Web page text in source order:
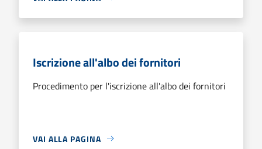
Iscrizione all'albo dei fornitori
Procedimento per l'iscrizione all'albo dei fornitori
VAI ALLA PAGINA